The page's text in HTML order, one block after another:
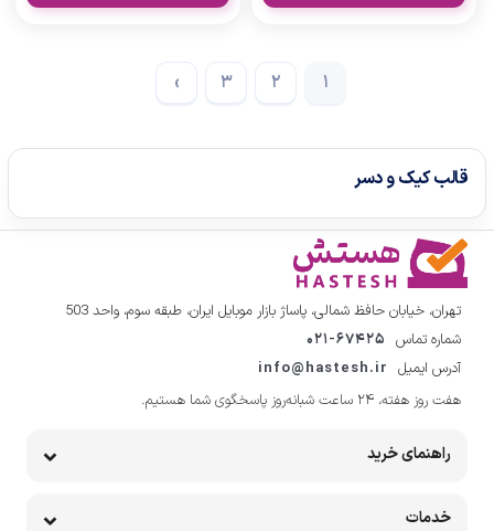
1
2
3
›
قالب کیک و دسر
تهران، خیابان حافظ شمالی، پاساژ بازار موبایل ایران، طبقه سوم، واحد 503
شماره تماس 021-67425
آدرس ایمیل info@hastesh.ir
هفت روز هفته، ۲۴ ساعت شبانه‌روز پاسخگوی شما هستیم.
راهنمای خرید
خدمات